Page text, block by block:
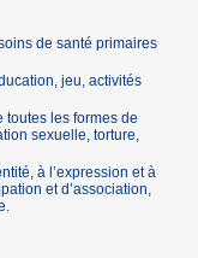
de santé primaires
jeu, activités
toutes les formes de
sexuelle, torture,
à l’expression et à
et d’association,